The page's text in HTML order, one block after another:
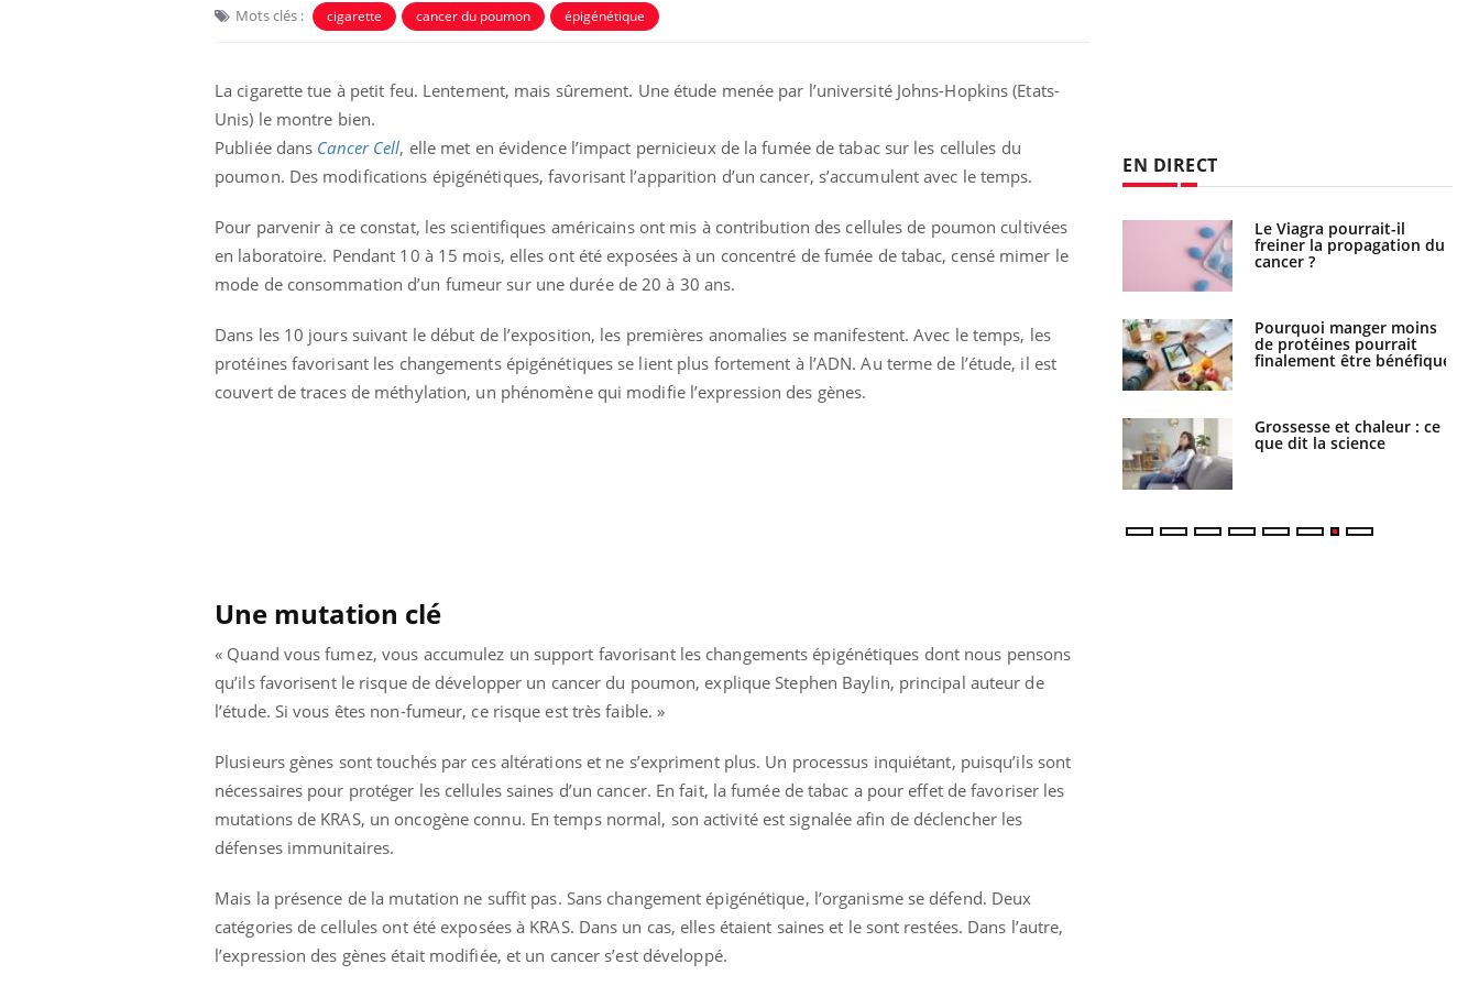
Mots clés : cigarette cancer du poumon épigénétique
La cigarette tue à petit feu. Lentement, mais sûrement. Une étude menée par l’université Johns-Hopkins (Etats-
Unis) le montre bien.
Publiée dans Cancer Cell, elle met en évidence l’impact pernicieux de la fumée de tabac sur les cellules du
poumon. Des modifications épigénétiques, favorisant l’apparition d’un cancer, s’accumulent avec le temps.
Pour parvenir à ce constat, les scientifiques américains ont mis à contribution des cellules de poumon cultivées
en laboratoire. Pendant 10 à 15 mois, elles ont été exposées à un concentré de fumée de tabac, censé mimer le
mode de consommation d’un fumeur sur une durée de 20 à 30 ans.
Dans les 10 jours suivant le début de l’exposition, les premières anomalies se manifestent. Avec le temps, les
protéines favorisant les changements épigénétiques se lient plus fortement à l’ADN. Au terme de l’étude, il est
couvert de traces de méthylation, un phénomène qui modifie l’expression des gènes.
Une mutation clé
« Quand vous fumez, vous accumulez un support favorisant les changements épigénétiques dont nous pensons
qu’ils favorisent le risque de développer un cancer du poumon, explique Stephen Baylin, principal auteur de
l’étude. Si vous êtes non-fumeur, ce risque est très faible. »
Plusieurs gènes sont touchés par ces altérations et ne s’expriment plus. Un processus inquiétant, puisqu’ils sont
nécessaires pour protéger les cellules saines d’un cancer. En fait, la fumée de tabac a pour effet de favoriser les
mutations de KRAS, un oncogène connu. En temps normal, son activité est signalée afin de déclencher les
défenses immunitaires.
Mais la présence de la mutation ne suffit pas. Sans changement épigénétique, l’organisme se défend. Deux
catégories de cellules ont été exposées à KRAS. Dans un cas, elles étaient saines et le sont restées. Dans l’autre,
l’expression des gènes était modifiée, et un cancer s’est développé.
EN DIRECT
Toujours connectés :
comment le travail
empiète de plus en plus
sur nos soirées
Cancer colorectal : une
stratégie simple aurait
changé la donne au Pays
basque
Les médicaments GLP-1
?
Cytomégalovirus : ce qui
change dans la prise en
charge des femmes
enceintes
VIH : la fin du comprimé
tous les jours se profile-t-
elle enfin ?
Pourquoi votre ventre
gâche-t-il les premiers
jours de vos vacances ?
Le Viagra pourrait-il
freiner la propagation du
cancer ?
Pourquoi manger moins
de protéines pourrait
finalement être bénéfique
Grossesse et chaleur : ce
que dit la science